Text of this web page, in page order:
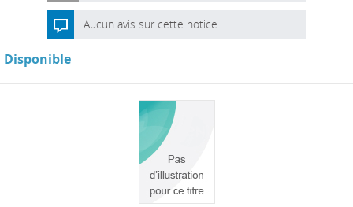
Aucun avis sur cette notice.
Disponible